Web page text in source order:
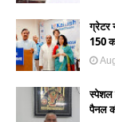
ग्रेटर
150
स्पेशल
पैनल